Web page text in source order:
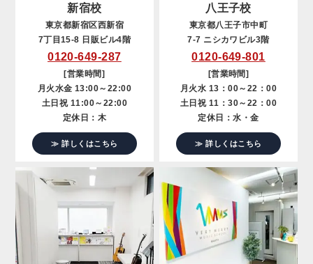
新宿校
東京都新宿区西新宿
7丁目15-8 日販ビル4階
0120-649-287
[営業時間]
月火水金 13:00～22:00
土日祝 11:00～22:00
定休日：木
≫ 詳しくはこちら
八王子校
東京都八王子市中町
7-7 ニシカワビル3階
0120-649-801
[営業時間]
月火水 13：00～22：00
土日祝 11：30～22：00
定休日：水・金
≫ 詳しくはこちら